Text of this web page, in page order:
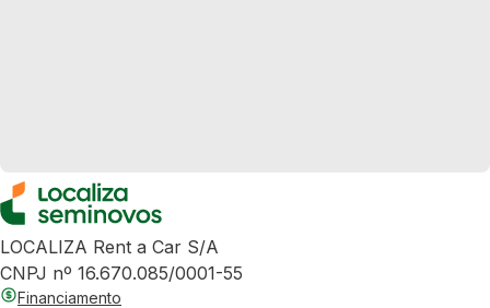
LOCALIZA Rent a Car S/A
CNPJ nº 16.670.085/0001-55
Financiamento